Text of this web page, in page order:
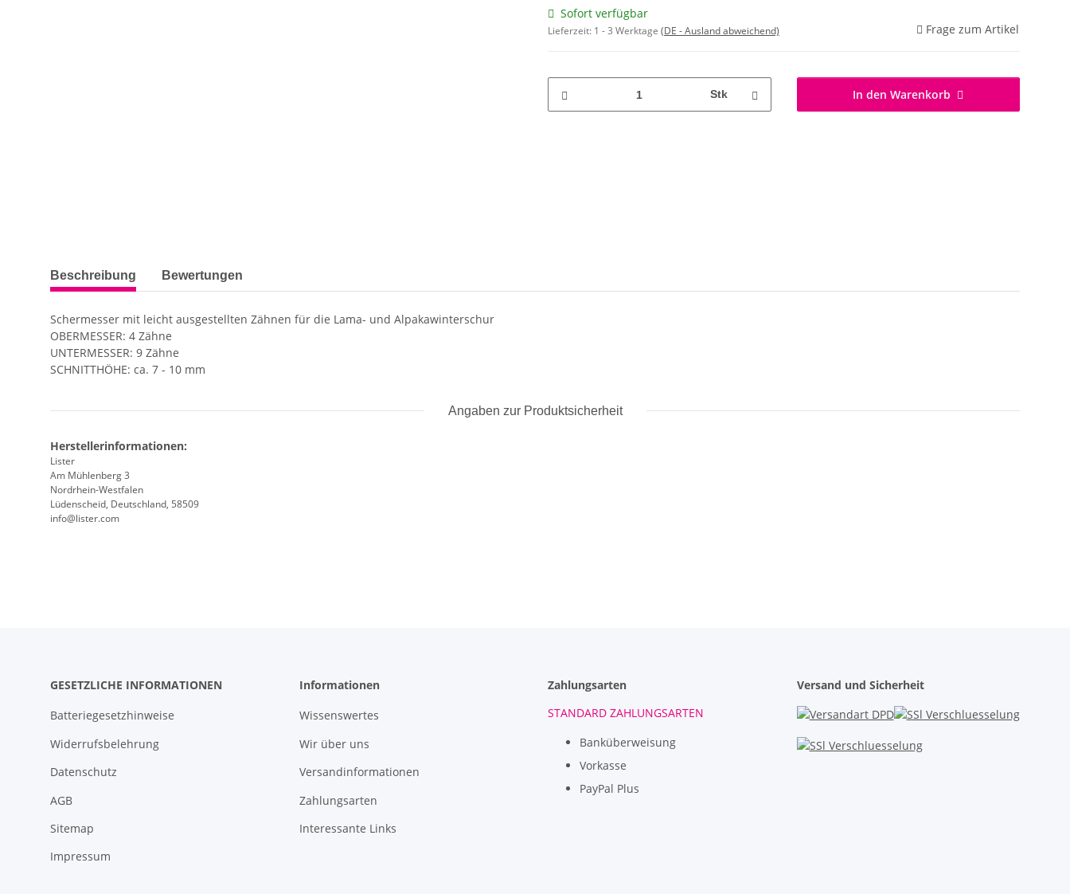
Sofort verfügbar
Lieferzeit: 1 - 3 Werktage (DE - Ausland abweichend) Frage zum Artikel
Stk In den Warenkorb
weitere Registerkarten anzeigen
Beschreibung Bewertungen
Schermesser mit leicht ausgestellten Zähnen für die Lama- und Alpakawinterschur
OBERMESSER: 4 Zähne
UNTERMESSER: 9 Zähne
SCHNITTHÖHE: ca. 7 - 10 mm
Angaben zur Produktsicherheit
Herstellerinformationen:
Lister
Am Mühlenberg 3
Nordrhein-Westfalen
Lüdenscheid, Deutschland, 58509
info@lister.com
GESETZLICHE INFORMATIONEN
Batteriegesetzhinweise
Widerrufsbelehrung
Datenschutz
AGB
Sitemap
Impressum
Informationen
Wissenswertes
Wir über uns
Versandinformationen
Zahlungsarten
Interessante Links
Zahlungsarten
STANDARD ZAHLUNGSARTEN
Banküberweisung
Vorkasse
PayPal Plus
Versand und Sicherheit